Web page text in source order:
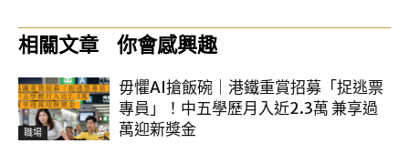
相關文章 你會感興趣
職場
毋懼AI搶飯碗｜港鐵重賞招募「捉逃票
專員」！中五學歷月入近2.3萬 兼享過
萬迎新獎金